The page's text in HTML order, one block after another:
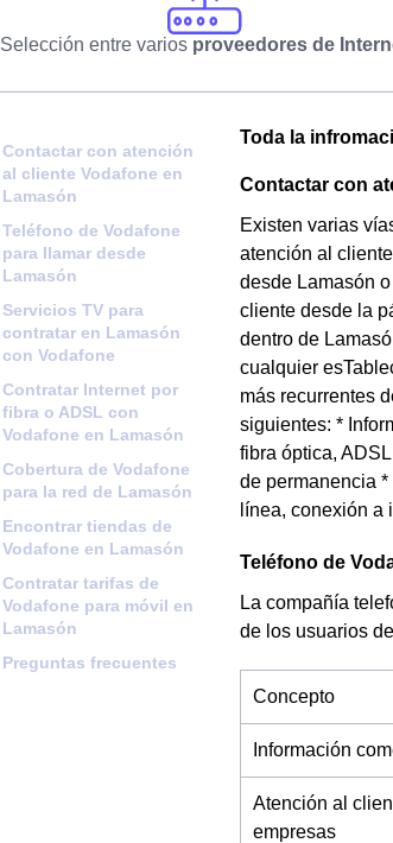
Selección entre varios proveedores de
Contactar con atención
al cliente Vodafone en
Lamasón
Teléfono de Vodafone
para llamar desde
Lamasón
Servicios TV para
contratar en Lamasón
con Vodafone
Contratar Internet por
fibra o ADSL con
Vodafone en Lamasón
Cobertura de Vodafone
para la red de Lamasón
Encontrar tiendas de
Vodafone en Lamasón
Contratar tarifas de
Vodafone para móvil en
Lamasón
Preguntas frecuentes
Toda la
Contactar con
Existen varias
atención al
desde Lamasón
cliente desde la
dentro de
cualquier
más recurrentes
siguientes: *
fibra óptica,
de permanencia
línea, conexión a
Teléfono de
La compañía
de los usuarios
Concepto
Información
Atención al
empresas